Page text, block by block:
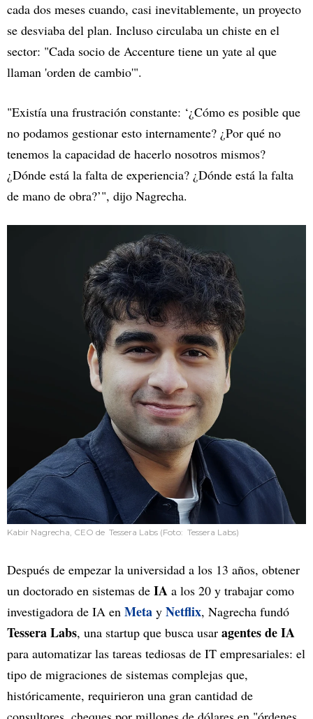
cada dos meses cuando, casi inevitablemente, un proyecto
se desviaba del plan. Incluso circulaba un chiste en el
sector: "Cada socio de Accenture tiene un yate al que
llaman 'orden de cambio'".
"Existía una frustración constante: ‘¿Cómo es posible que
no podamos gestionar esto internamente? ¿Por qué no
tenemos la capacidad de hacerlo nosotros mismos?
¿Dónde está la falta de experiencia? ¿Dónde está la falta
de mano de obra?’", dijo Nagrecha.
Kabir Nagrecha, CEO de Tessera Labs (Foto: Tessera Labs)
Después de empezar la universidad a los 13 años, obtener
un doctorado en sistemas de IA a los 20 y trabajar como
investigadora de IA en Meta y Netflix, Nagrecha fundó
Tessera Labs, una startup que busca usar agentes de IA
para automatizar las tareas tediosas de IT empresariales: el
tipo de migraciones de sistemas complejas que,
históricamente, requirieron una gran cantidad de